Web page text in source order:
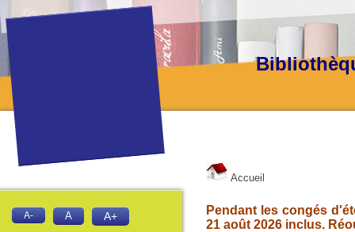
Accueil
Pendant les congés
21 août 2026 inclus.
A- A A+